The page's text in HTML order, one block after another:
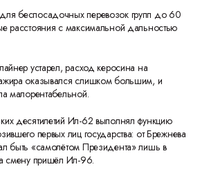
беспосадочных перевозок групп до 60
расстояния с максимальной дальностью
устарел, расход керосина на
оказывался слишком большим, и
малорентабельной.
десятилетий Ил-62 выполнял функцию
первых лиц государства: от Брежнева
быть «самолётом Президента» лишь в
смену пришёл Ил-96.